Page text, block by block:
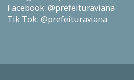
Facebook: @prefeituraviana
Tik Tok: @prefeituraviana